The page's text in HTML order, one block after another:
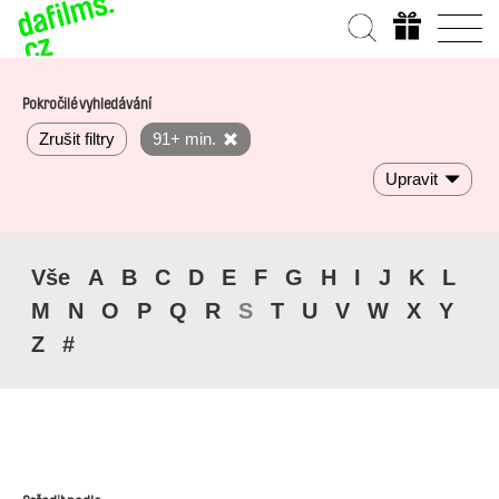
Pokročilé vyhledávání
Zrušit filtry 91+ min.
Upravit
Vše A B C D E F G H I J K
L
M
N O P Q R S T U V W X
Y
Z
#